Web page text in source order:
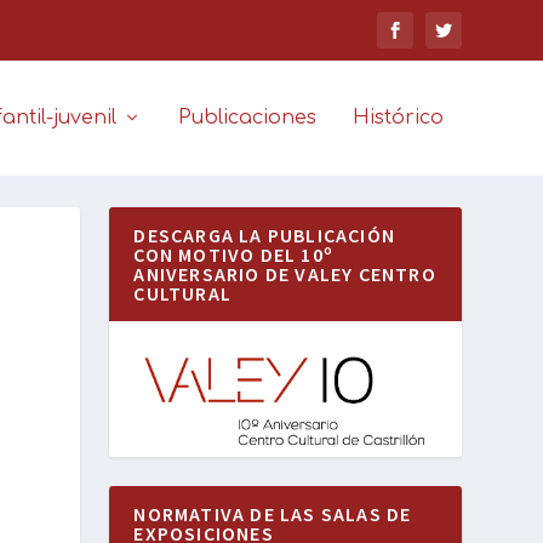
juvenil Publicaciones Histórico
DESCARGA LA PUBLICACIÓN
CON MOTIVO DEL 10º
ANIVERSARIO DE VALEY CENTRO
CULTURAL
NORMATIVA DE LAS SALAS DE
EXPOSICIONES